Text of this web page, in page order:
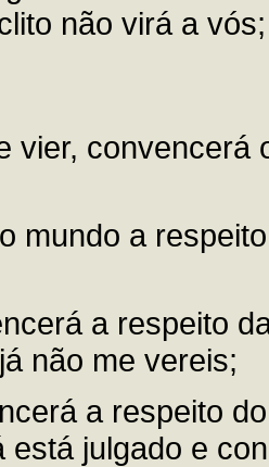
não virá a
vier,
mundo a
a respeito
não me vereis;
a respeito
está julgado e